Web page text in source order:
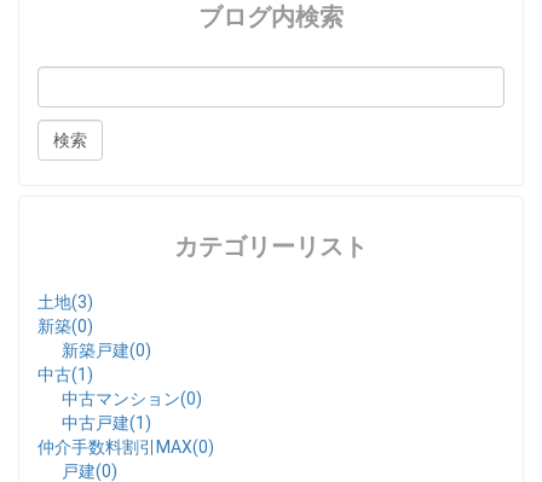
ブログ内検索
カテゴリーリスト
土地(3)
新築(0)
新築戸建(0)
中古(1)
中古マンション(0)
中古戸建(1)
仲介手数料割引MAX(0)
戸建(0)